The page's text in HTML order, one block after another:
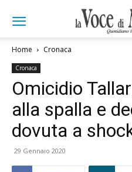
Home Cronaca
Cronaca
Omicidio
alla spalla e
dovuta a
29 Gennaio 2020